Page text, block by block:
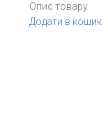
Опис товару
Додати в кошик